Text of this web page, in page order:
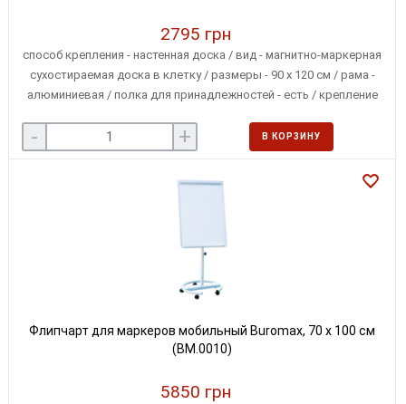
2795 грн
способ крепления - настенная доска / вид - магнитно-маркерная
сухостираемая доска в клетку / размеры - 90 х 120 см / рама -
алюминиевая / полка для принадлежностей - есть / крепление
- + В КОРЗИНУ
Флипчарт для маркеров мобильный Buromax, 70 х 100 см
(BM.0010)
5850 грн